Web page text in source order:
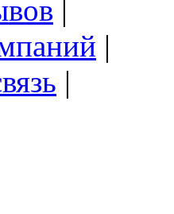
|
|